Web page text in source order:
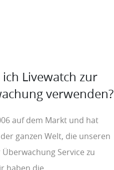
Livewatch zur
verwenden?
auf dem Markt und hat
ganzen Welt, die unseren
Service zu